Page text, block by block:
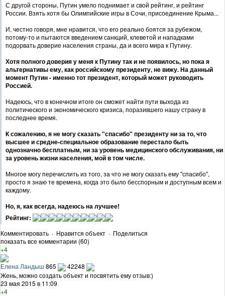
С другой стороны, Путин умело поднимает и свой рейтинг, и рейтинг
России. Взять хотя бы Олимпийские игры в Сочи, присоединение Крыма...
И, честно говоря, мне нравится, что его реально боятся за рубежом,
потому-то и пытаются введением санкций, клеветой и нападками
подорвать доверие населения страны, да и всего мира к Путину.
Хотя полного доверия у меня к Путину так и не появилось, но пока я
альтернативы ему, как российскому президенту, не вижу. На данный
момент Путин - именно тот президент, который может руководить
Россией.
Надеюсь, что в конечном итоге он сможет найти пути выхода из
политического и экономического кризиса, поразившего нашу страну в
последнее время.
К сожалению, я не могу сказать "спасибо" президенту ни за то, что
высшее и средне-специальное образование перестало быть
однозначно бесплатным, ни за уровень медицинского обслуживания, ни
за уровень жизни населения, мой в том числе.
Многое могу перечислить из того, за что не могу сказать ему "спасибо",
просто я знаю те времена, когда это было бесспорным и доступным всем и
каждому.
Но, я, как всегда, надеюсь на лучшее!
Рейтинг:
Комментировать · Нравится объект · Поделиться
показать все комментарии (60)
+4
Елена Ландыш 865
42248
Жень, можно создать объект и посвятить ему отзыв:)
23 мая 2015 в 11:09
+4